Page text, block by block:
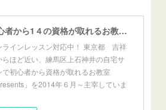
初心者から1４の資格が取れるお教室「Presents」東京自宅サロン＆オンライン
ラインレッスン対応中！ 東京都 吉祥
らほど近い、練馬区上石神井の自宅サ
で初心者から資格が取れるお教室
」を2014年６月～主宰していま